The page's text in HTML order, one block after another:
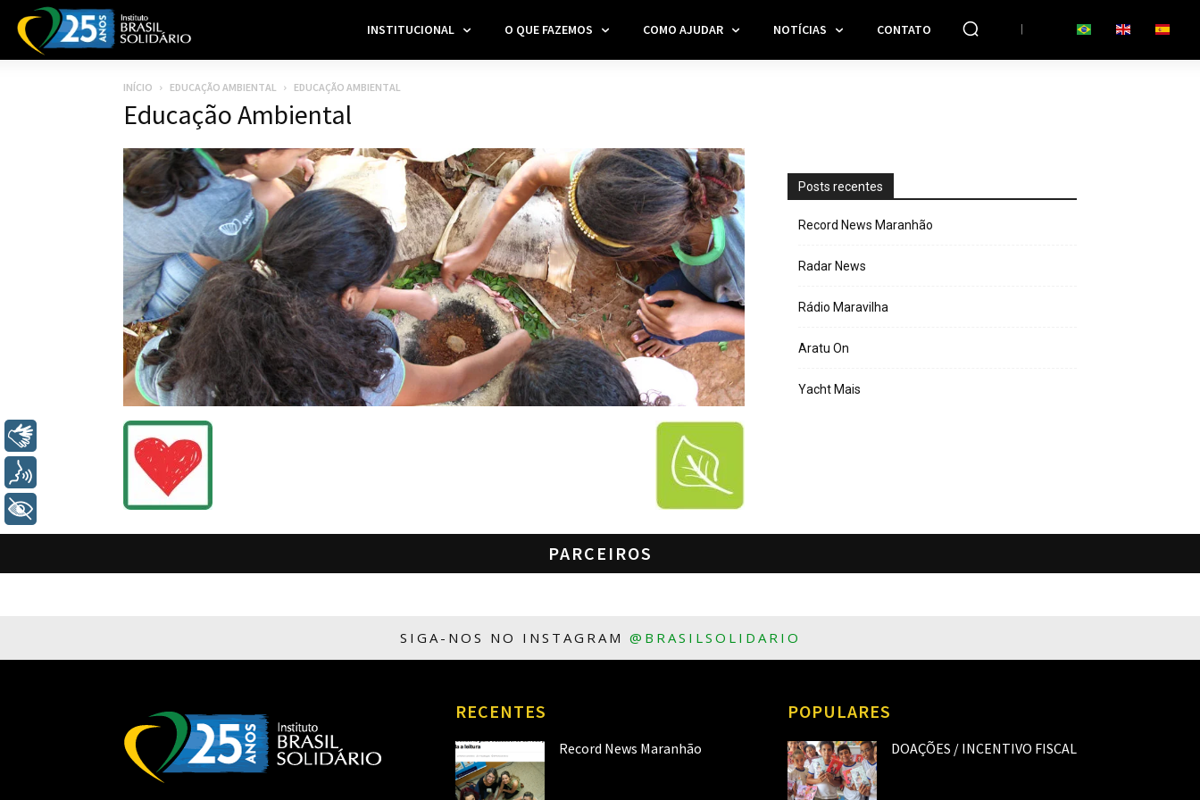
INSTITUCIONAL O QUE FAZEMOS COMO AJUDAR NOTÍCIAS CONTATO
INÍCIO EDUCAÇÃO AMBIENTAL EDUCAÇÃO AMBIENTAL
Educação Ambiental
Posts recentes
Record News Maranhão
Radar News
Rádio Maravilha
Aratu On
Yacht Mais
PARCEIROS
SIGA-NOS NO INSTAGRAM @BRASILSOLIDARIO
RECENTES
Record News Maranhão
POPULARES
DOAÇÕES / INCENTIVO FISCAL
+ Acessibilidade